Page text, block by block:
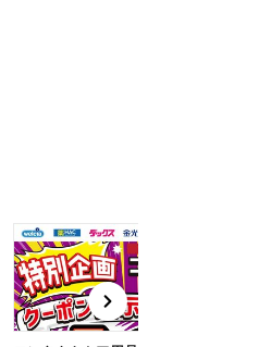
n
e
x
t